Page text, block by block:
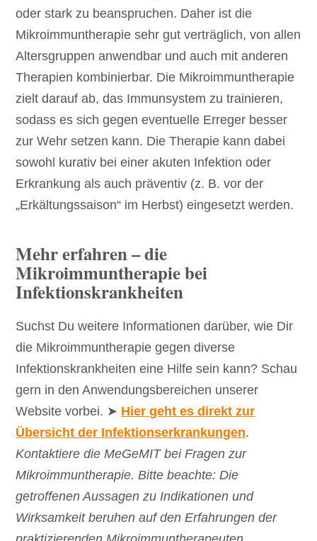
oder stark zu beanspruchen. Daher ist die
Mikroimmuntherapie sehr gut verträglich, von allen
Altersgruppen anwendbar und auch mit anderen
Therapien kombinierbar. Die Mikroimmuntherapie
zielt darauf ab, das Immunsystem zu trainieren,
sodass es sich gegen eventuelle Erreger besser
zur Wehr setzen kann. Die Therapie kann dabei
sowohl kurativ bei einer akuten Infektion oder
Erkrankung als auch präventiv (z. B. vor der
„Erkältungssaison“ im Herbst) eingesetzt werden.
Mehr erfahren – die
Mikroimmuntherapie bei
Infektionskrankheiten
Suchst Du weitere Informationen darüber, wie Dir
die Mikroimmuntherapie gegen diverse
Infektionskrankheiten eine Hilfe sein kann? Schau
gern in den Anwendungsbereichen unserer
Website vorbei. ➤ Hier geht es direkt zur
Übersicht der Infektionserkrankungen.
Kontaktiere die MeGeMIT bei Fragen zur
Mikroimmuntherapie. Bitte beachte: Die
getroffenen Aussagen zu Indikationen und
Wirksamkeit beruhen auf den Erfahrungen der